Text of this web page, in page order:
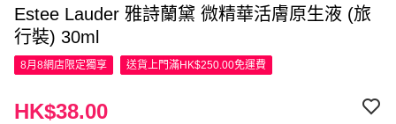
Estee Lauder 雅詩蘭黛 微精華活膚原生液 (旅
行裝) 30ml
8月8網店限定獨享 送貨上門滿HK$250.00免運費
HK$38.00